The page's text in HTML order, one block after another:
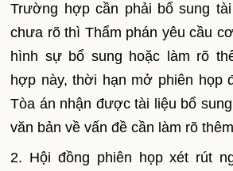
Trường hợp cần phải bổ sung
chưa rõ thì Thẩm phán yêu cầu
hình sự bổ sung hoặc làm rõ
hợp này, thời hạn mở phiên họp
Tòa án nhận được tài liệu bổ
văn bản về vấn đề cần làm rõ
2. Hội đồng phiên họp xét rút